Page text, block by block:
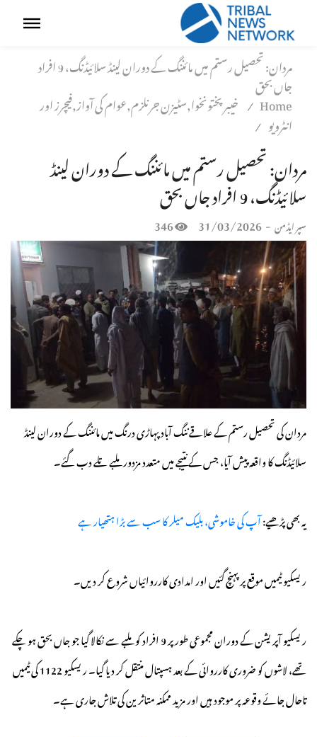
مردان: تحصیل رستم میں مائننگ کے دوران لینڈ سلائیڈنگ، 9 افراد
جاں بحق
Home
/ خیبر پختونخوا,سٹیزن جرنلزم,عوام کی آواز,فیچرز اور
انٹرویو /
مردان: تحصیل رستم میں مائننگ کے دوران لینڈ
سلائیڈنگ، 9 افراد جاں بحق
سپر ایڈمن -
31/03/2026
مردان کی تحصیل رستم کے علاقے ننگ آباد پہاڑی درنگ میں مائننگ کے دوران لینڈ
سلائیڈنگ کا واقعہ پیش آیا، جس کے نتیجے میں متعدد مزدور ملبے تلے دب گئے۔
یہ بھی پڑھیے:آپ کی خاموشی، بلیک میلر کا سب سے بڑا ہتھیار ہے
ریسکیو ٹیمیں موقع پر پہنچ گئیں اور امدادی کارروائیاں شروع کر دیں۔
ریسکیو آپریشن کے دوران مجموعی طور پر 9 افراد کو ملبے سے نکالا گیا جو جاں بحق ہو چکے
تھے، لاشوں کو ضروری کارروائی کے بعد ہسپتال منتقل کر دیا گیا۔ ریسکیو 1122 کی ٹیمیں
تاحال جائے وقوعہ پر موجود ہیں اور مزید ممکنہ متاثرین کی تلاش جاری ہے۔